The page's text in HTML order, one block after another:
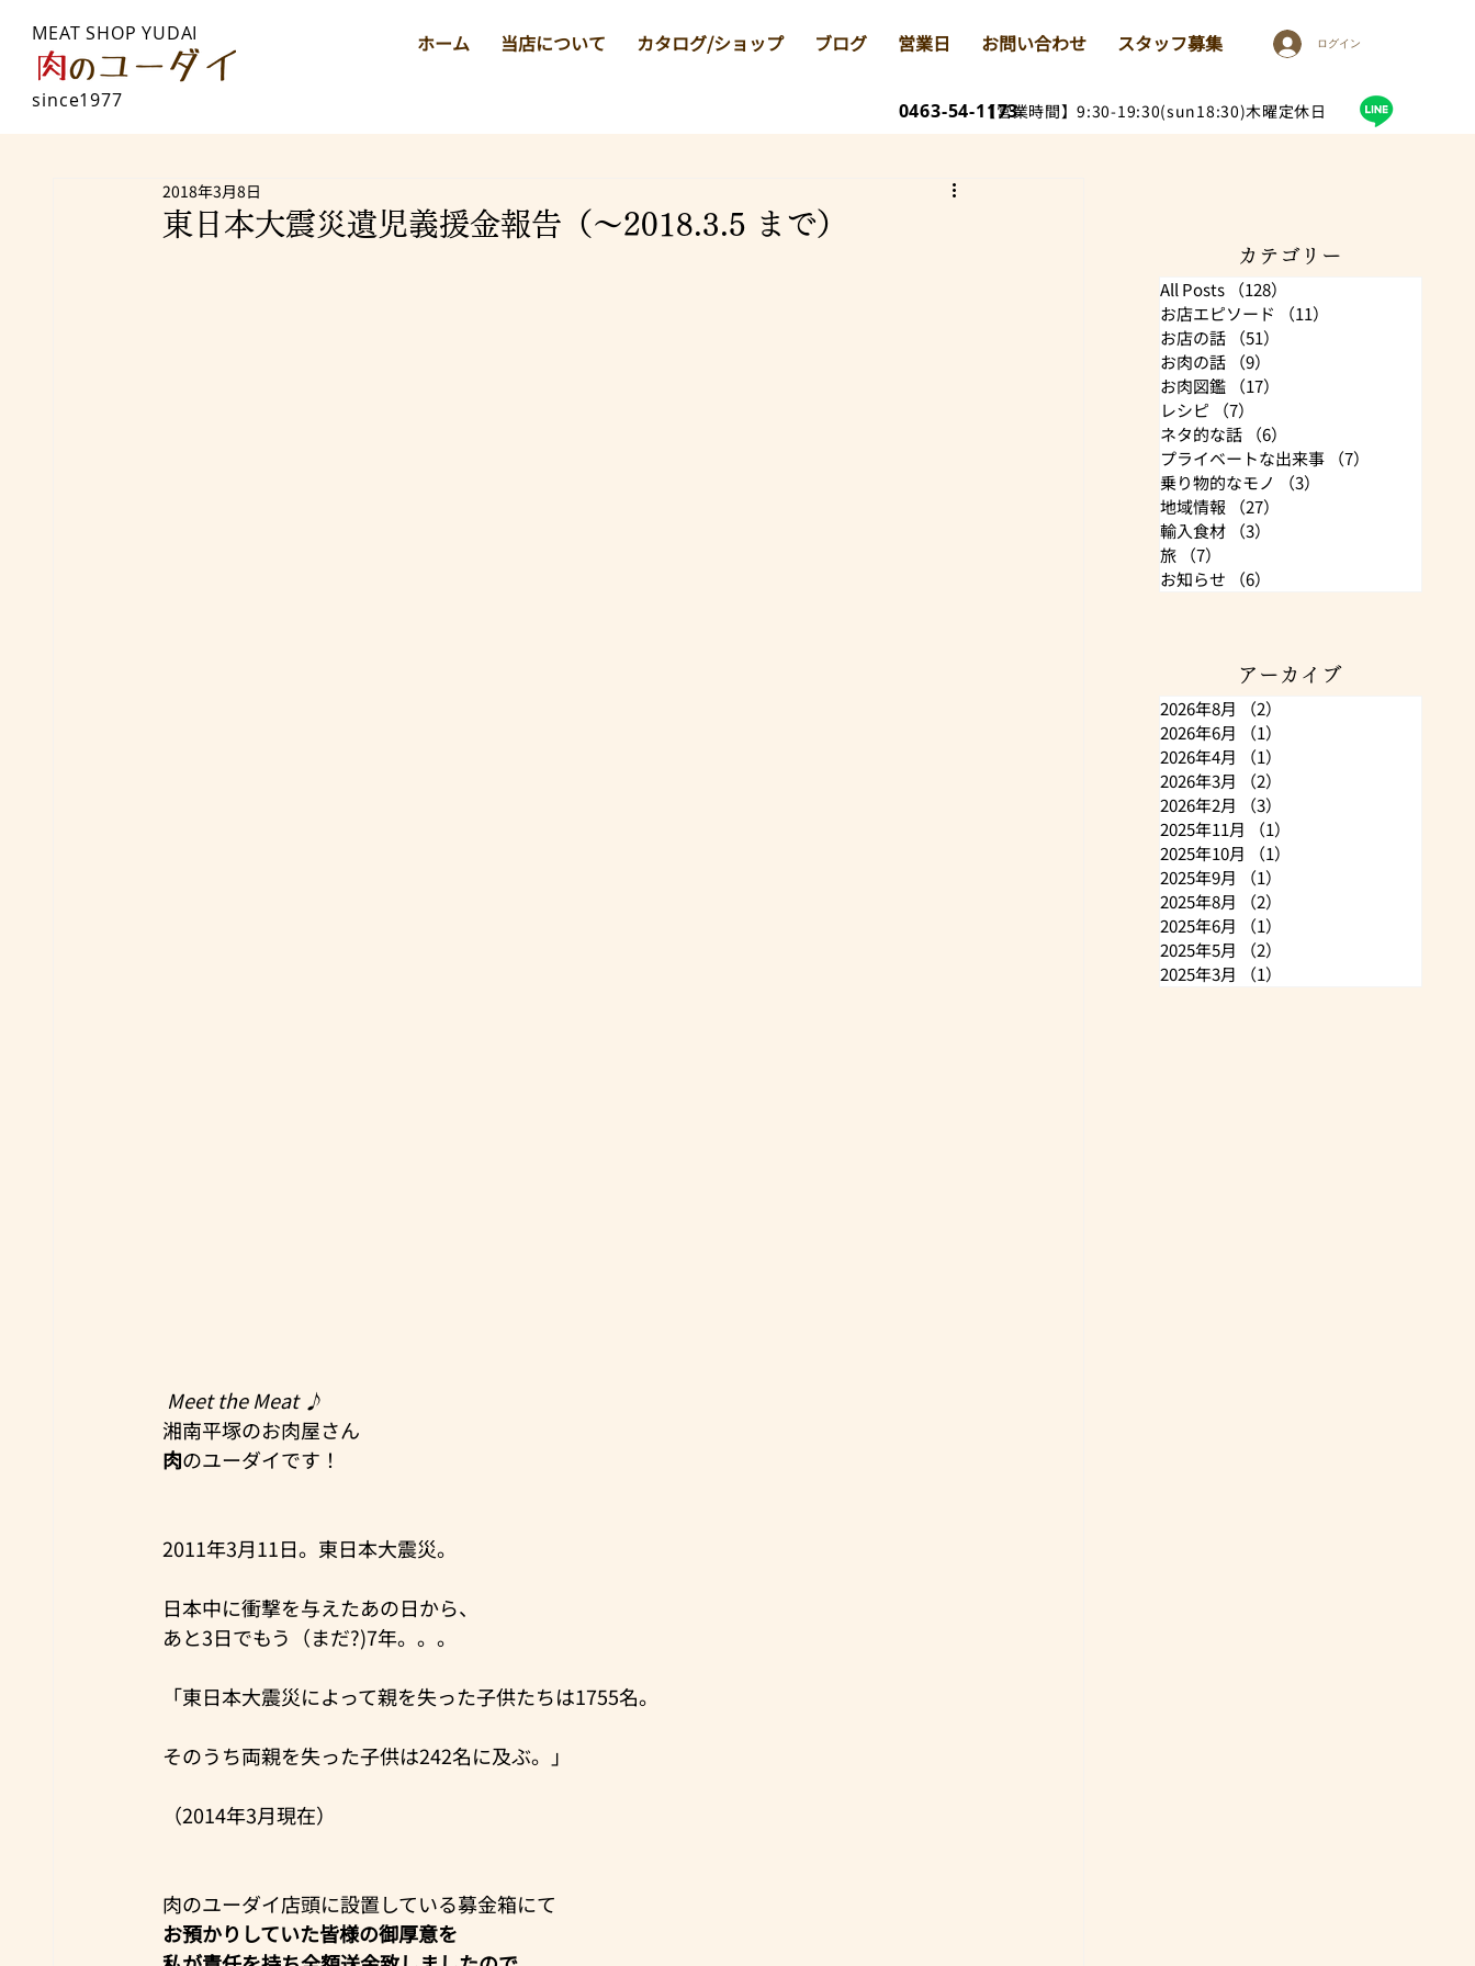
0463-54-1173【営業時間】9:30-19:30(sun18:30)木曜定休日
MEAT SHOP YUDAI
since1977
ホーム 当店について カタログ/ショップ ブログ 営業日 お問い合わせ スタッフ募集 ログイン
東日本大震災遺児義援金報告（～2018.3.5 まで）
2018年3月8日
Meet the Meat ♪
湘南平塚のお肉屋さん
肉のユーダイです！
2011年3月11日。東日本大震災。
日本中に衝撃を与えたあの日から、
あと3日でもう（まだ?)7年。。。
「東日本大震災によって親を失った子供たちは1755名。
そのうち両親を失った子供は242名に及ぶ。」
（2014年3月現在）
肉のユーダイ店頭に設置している募金箱にて
お預かりしていた皆様の御厚意を
カテゴリー
All Posts （128）
お店エピソード
（11）
お店の話
（51）
お肉の話
（9）
お肉図鑑
（17）
レシピ
（7）
ネタ的な話
（6）
プライベートな出来事
（7）
乗り物的なモノ
（3）
地域情報
（27）
輸入食材
（3）
旅
（7）
お知らせ
（6）
アーカイブ
2026年8月 （2）
2026年6月
（1）
2026年4月
（1）
2026年3月
（2）
2026年2月
（3）
2025年11月
（1）
2025年10月
（1）
2025年9月
（1）
2025年8月
（2）
2025年6月
（1）
2025年5月
（2）
2025年3月
（1）